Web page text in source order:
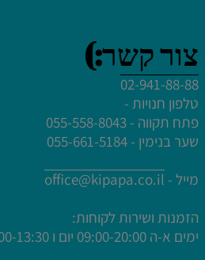
צור קשר:)
02-941-88-88
טלפון חנויות -
פתח תקווה - 055-558-8043
שער בנימין - 055-661-5184
מייל - office@kipapa.co.il
הזמנות ושירות לקוחות:
ימים א-ה 09:00-20:00 יום ו 09:00-13:30
לחץ פעמיים לעריכת הטקסט
לחץ פעמיים לעריכת הטקסט
לחץ פעמיים לעריכת הטקסט